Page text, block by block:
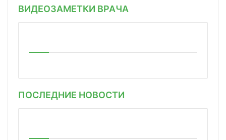
ВИДЕОЗАМЕТКИ ВРАЧА
ПОСЛЕДНИЕ НОВОСТИ